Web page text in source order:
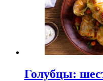
Голубцы: